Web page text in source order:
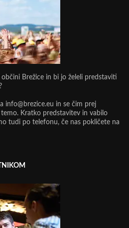
Brežice in bi jo želeli predstaviti
info@brezice.eu in se čim prej
Kratko predstavitev in vabilo
tudi po telefonu, če nas pokličete na